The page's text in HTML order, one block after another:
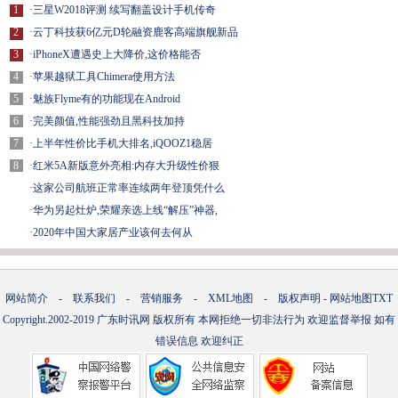
1
2
3
4
5
6
7
8
·三星W2018评测 续写翻盖设计手机传奇
·云丁科技获6亿元D轮融资鹿客高端旗舰新品
·iPhoneX遭遇史上大降价,这价格能否
·苹果越狱工具Chimera使用方法
·魅族Flyme有的功能现在Android
·完美颜值,性能强劲且黑科技加持
· 上半年性价比手机大排名,iQOOZ1稳居
·红米5A新版意外亮相:内存大升级性价狠
·这家公司航班正常率连续两年登顶凭什么
·华为另起灶炉,荣耀亲选上线“解压”神器,
·2020年中国大家居产业该何去何从
网站简介 - 联系我们 - 营销服务 - XML地图 - 版权声明 - 网站地图TXT
Copyright.2002-2019 广东时讯网 版权所有 本网拒绝一切非法行为 欢迎监督举报 如有
错误信息 欢迎纠正